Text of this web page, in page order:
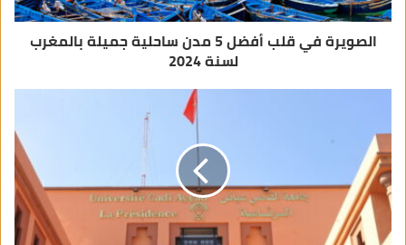
الصويرة في قلب أفضل 5 مدن ساحلية جميلة بالمغرب
لسنة 2024